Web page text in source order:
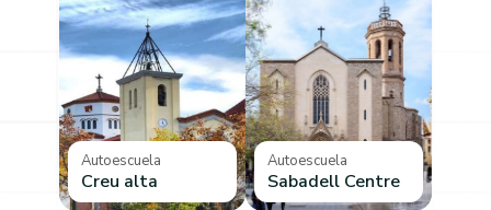
Autoescuela
Creu alta
Autoescuela
Sabadell Centre